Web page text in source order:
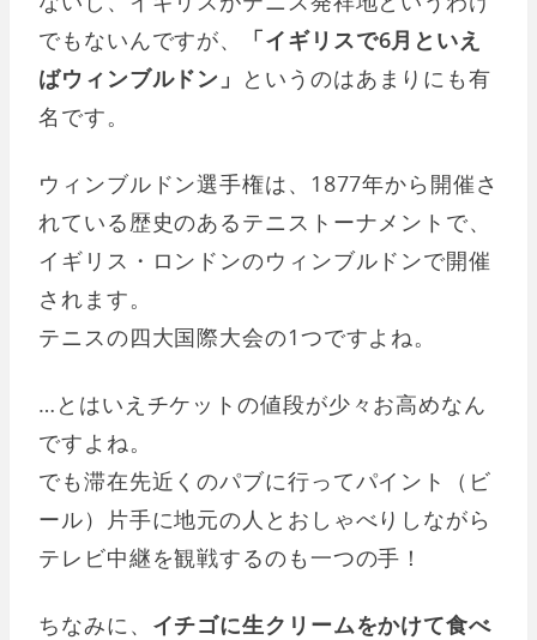
でもないんですが、
「イギリスで6月といえ
ばウィンブルドン」 というのはあまりにも有
名です。
ウィンブルドン選手権は、1877年から開催さ
れている歴史のあるテニストーナメントで、
イギリス・ロンドンのウィンブルドンで開催
されます。
テニスの四大国際大会の1つですよね。
…とはいえチケットの値段が少々お高めなん
ですよね。
でも滞在先近くのパブに行ってパイント（ビ
ール）片手に地元の人とおしゃべりしながら
テレビ中継を観戦するのも一つの手！
ちなみに、 イチゴに生クリームをかけて食べ